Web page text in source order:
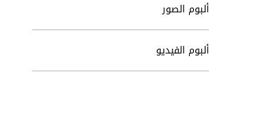
ألبوم الصور
ألبوم الفيديو